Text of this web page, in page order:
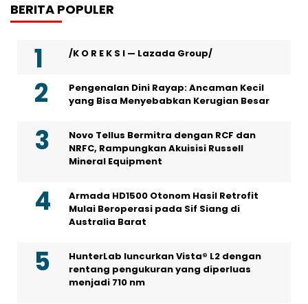
BERITA POPULER
/K O R E K S I — Lazada Group/
Pengenalan Dini Rayap: Ancaman Kecil
yang Bisa Menyebabkan Kerugian Besar
Novo Tellus Bermitra dengan RCF dan
NRFC, Rampungkan Akuisisi Russell
Mineral Equipment
Armada HD1500 Otonom Hasil Retrofit
Mulai Beroperasi pada Sif Siang di
Australia Barat
HunterLab luncurkan Vista® L2 dengan
rentang pengukuran yang diperluas
menjadi 710 nm